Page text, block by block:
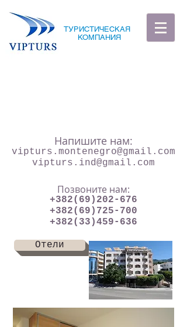
ТУРИСТИЧЕСКАЯ
КОМПАНИЯ
Напишите нам:
vipturs.montenegro@gmail.com
vipturs.ind@gmail.com
Позвоните нам:
+382(69)202-676
+382(69)725-700
+382(33)459-636
Отели